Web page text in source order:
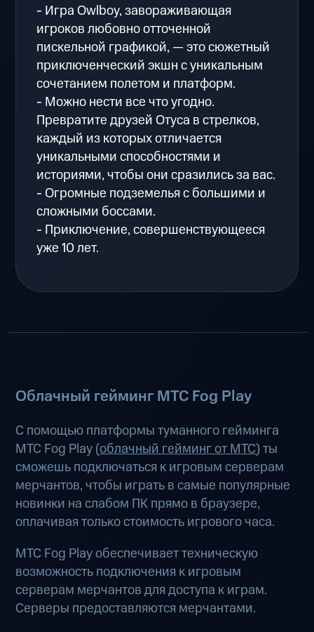
- Игра Owlboy, завораживающая
игроков любовно отточенной
пискельной графикой, — это сюжетный
приключенческий экшн с уникальным
сочетанием полетом и платформ.
- Можно нести все что угодно.
Превратите друзей Отуса в стрелков,
каждый из которых отличается
уникальными способностями и
историями, чтобы они сразились за вас.
- Огромные подземелья с большими и
сложными боссами.
- Приключение, совершенствующееся
уже 10 лет.
Облачный гейминг МТС Fog Play
С помощью платформы туманного гейминга
МТС Fog Play (облачный гейминг от МТС) ты
сможешь подключаться к игровым серверам
мерчантов, чтобы играть в самые популярные
новинки на слабом ПК прямо в браузере,
оплачивая только стоимость игрового часа.
МТС Fog Play обеспечивает техническую
возможность подключения к игровым
серверам мерчантов для доступа к играм.
Серверы предоставляются мерчантами.